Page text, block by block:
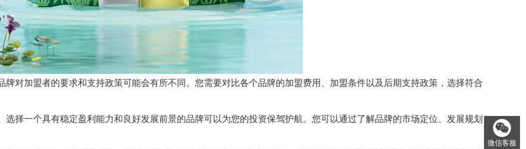
加盟者的要求和支持政策可能会有所不同。您需要对比各个品牌的加盟费用、加盟条件以及后期支持政策，选择符合
一个具有稳定盈利能力和良好发展前景的品牌可以为您的投资保驾护航。您可以通过了解品牌的市场定位、发展规划
微信客服